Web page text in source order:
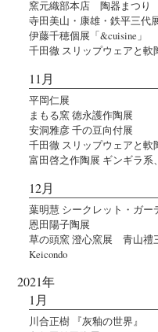
窯元織部本店 陶器まつり
寺田美山・康雄・鉄平三代
伊藤千穂個展「&cuisine」
千田徹 スリップウェアと軟
11月
平岡仁展
まもる窯 徳永護作陶展
安洞雅彦 千の豆向付展
千田徹 スリップウェアと軟
富田啓之作陶展 ギンギラ系
12月
葉明慧 シークレット・ガー
恩田陽子陶展
草の頭窯 澄心窯展 青山禮
Keicondo
2021年
1月
川合正樹 『灰釉の世界』